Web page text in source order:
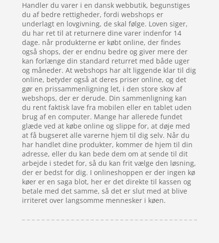
Handler du varer i en dansk webbutik, begunstiges
du af bedre rettigheder, fordi webshops er
underlagt en lovgivning, de skal følge. Loven siger,
du har ret til at returnere dine varer indenfor 14
dage. når produkterne er købt online, der findes
også shops, der er endnu bedre og giver mere der
kan forlænge din standard returret med både uger
og måneder. At webshops har alt liggende klar til dig
online, betyder også at deres priser online, og det
gør en prissammenligning let, i den store skov af
webshops, der er derude. Din sammenligning kan
du rent faktisk lave fra mobilen eller en tablet uden
brug af en computer. Mange har allerede fundet
glæde ved at købe online og slippe for, at døje med
at få bugseret alle varerne hjem til dig selv. Når du
har handlet dine produkter, kommer de hjem til din
adresse, eller du kan bede dem om at sende til dit
arbejde i stedet for, så du kan frit vælge den løsning,
der er bedst for dig. I onlineshoppen er der ingen kø
køer er en saga blot, her er det direkte til kassen og
betale med det samme, så det er slut med at blive
irriteret over langsomme mennesker i køen.